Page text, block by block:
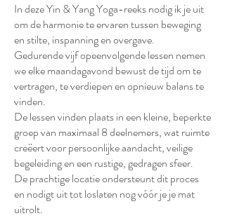
In deze Yin & Yang Yoga-reeks nodig ik je uit
om de harmonie te ervaren tussen beweging
en stilte, inspanning en overgave.
Gedurende vijf opeenvolgende lessen nemen
we elke maandagavond bewust de tijd om te
vertragen, te verdiepen en opnieuw balans te
vinden.
De lessen vinden plaats in een kleine, beperkte
groep van maximaal 8 deelnemers, wat ruimte
creëert voor persoonlijke aandacht, veilige
begeleiding en een rustige, gedragen sfeer.
De prachtige locatie ondersteunt dit proces
en nodigt uit tot loslaten nog vóór je je mat
uitrolt.